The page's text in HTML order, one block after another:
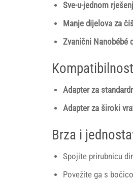
Sve-u-jednom
Manje dijelova za
Zvanični Nanobébé
Adapter za
Adapter za široki
Brza i
Spojite prirubnicu
Povežite ga s